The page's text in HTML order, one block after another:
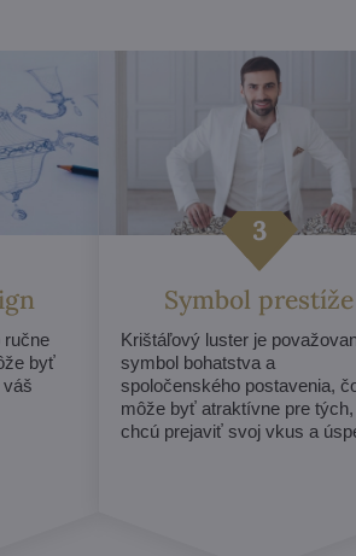
ručne
byť
váš
Symbol prestíže
Krištáľový luster je
symbol bohatstva a
spoločenského postavenia,
môže byť atraktívne pre
chcú prejaviť svoj vkus a